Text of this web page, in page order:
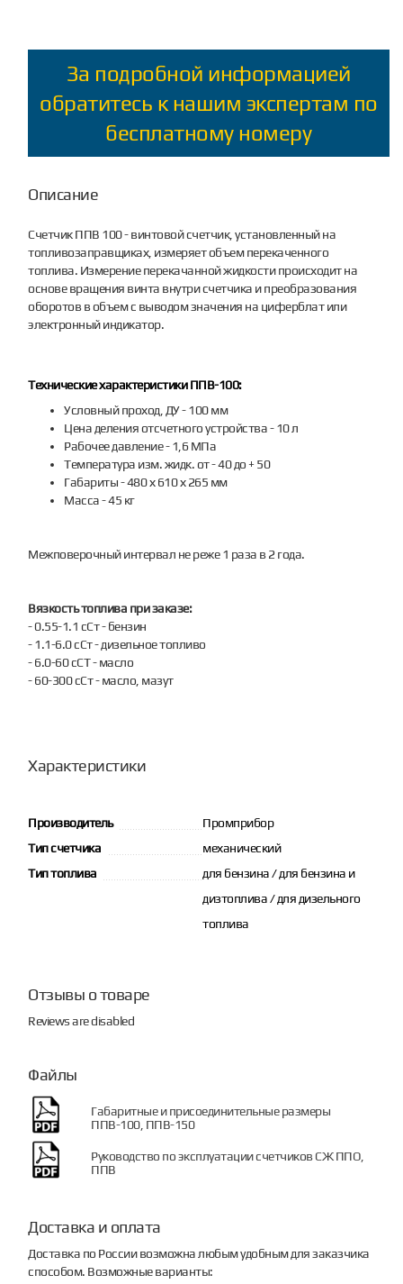
За подробной информацией
обратитесь к нашим экспертам по
бесплатному номеру
Описание
Счетчик ППВ 100 - винтовой счетчик, установленный на
топливозаправщиках, измеряет объем перекаченного
топлива. Измерение перекачанной жидкости происходит на
основе вращения винта внутри счетчика и преобразования
оборотов в объем с выводом значения на циферблат или
электронный индикатор.
Технические характеристики ППВ-100:
Условный проход, ДУ - 100 мм
Цена деления отсчетного устройства - 10 л
Рабочее давление - 1,6 МПа
Температура изм. жидк. от - 40 до + 50
Габариты - 480 х 610 х 265 мм
Масса - 45 кг
Межповерочный интервал не реже 1 раза в 2 года.
Вязкость топлива при заказе:
- 0.55-1.1 сСт - бензин
- 1.1-6.0 сСт - дизельное топливо
- 6.0-60 сСТ - масло
- 60-300 сСт - масло, мазут
Характеристики
Производитель
Промприбор
Тип счетчика
механический
Тип топлива
для бензина / для бензина и
дизтоплива / для дизельного
топлива
Отзывы о товаре
Reviews are disabled
Файлы
Габаритные и присоединительные размеры
ППВ-100, ППВ-150
Руководство по эксплуатации счетчиков СЖ ППО,
ППВ
Доставка и оплата
Доставка по России возможна любым удобным для заказчика
способом. Возможные варианты: